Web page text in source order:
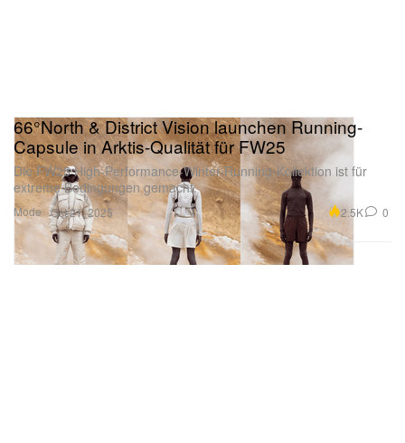
Mode
66°North & District Vision launchen Running-
Capsule in Arktis-Qualität für FW25
Die FW25 High-Performance-Winter-Running-Kollektion ist für
extreme Bedingungen gemacht.
Oct 21, 2025 2.5K 0